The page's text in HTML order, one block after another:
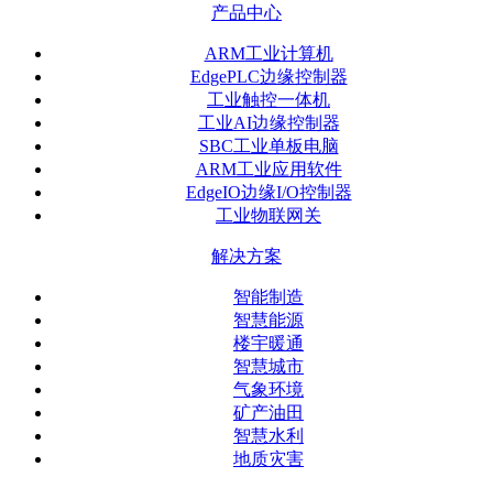
产品中心
ARM工业计算机
EdgePLC边缘控制器
工业触控一体机
工业AI边缘控制器
SBC工业单板电脑
ARM工业应用软件
EdgeIO边缘I/O控制器
工业物联网关
解决方案
智能制造
智慧能源
楼宇暖通
智慧城市
气象环境
矿产油田
智慧水利
地质灾害